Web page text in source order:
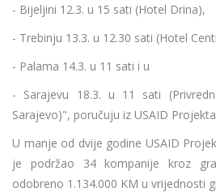
- Bijeljini 12.3. u 15 sati (Hotel Drina),
- Trebinju 13.3. u 12.30 sati (Hotel
- Palama 14.3. u 11 sati i u
- Sarajevu 18.3. u 11 sati
Sarajevo)", poručuju iz USAID
U manje od dvije godine USAID
je podržao 34 kompanije kroz
odobreno 1.134.000 KM u vrijednosti